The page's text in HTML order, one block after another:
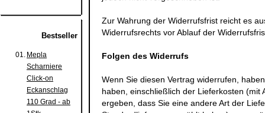
Bestseller
01. Mepla
Scharniere
Click-on
Eckanschlag
110 Grad - ab
Zur Wahrung der Widerrufsfrist reicht es
Widerrufsrechts vor Ablauf der
Folgen des Widerrufs
Wenn Sie diesen Vertrag widerrufen,
haben, einschließlich der Lieferkosten (mit
ergeben, dass Sie eine andere Art der